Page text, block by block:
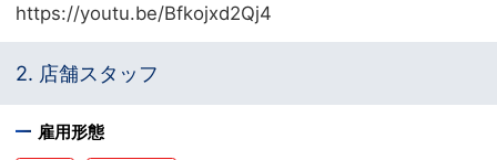
https://youtu.be/Bfkojxd2Qj4
2. 店舗スタッフ
雇用形態